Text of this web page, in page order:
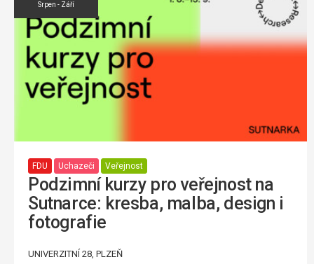
Srpen - Září
FDU Uchazeči Veřejnost
Podzimní kurzy pro veřejnost na
Sutnarce: kresba, malba, design i
fotografie
UNIVERZITNÍ 28, PLZEŇ